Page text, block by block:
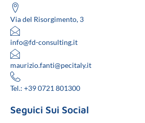
Via del Risorgimento, 3
info@fd-consulting.it
maurizio.fanti@pecitaly.it
Tel.: +39 0721 801300
Seguici Sui Social